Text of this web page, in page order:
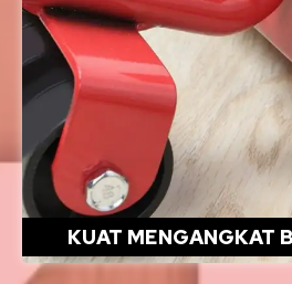
KUAT MENGANGKAT